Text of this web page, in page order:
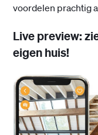
voordelen prachtig
Live preview:
eigen huis!